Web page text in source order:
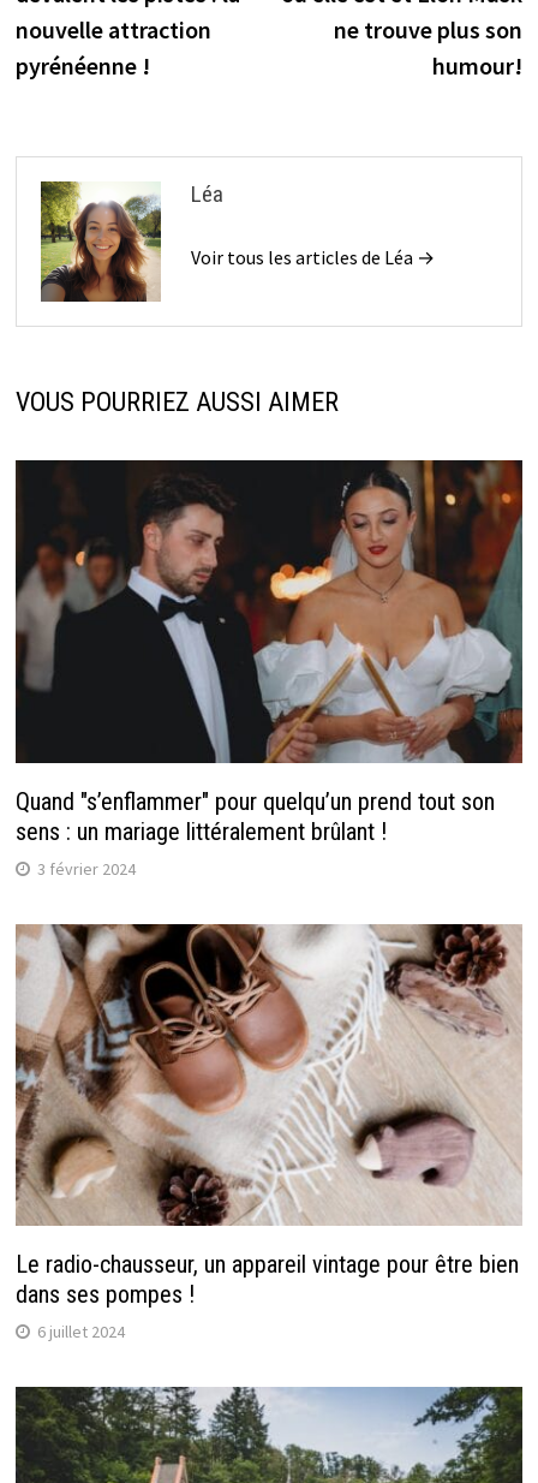
l’article
nouvelle attraction
pyrénéenne !
ne trouve plus son
humour!
Léa
Voir tous les articles de Léa →
VOUS POURRIEZ AUSSI AIMER
Quand "s’enflammer" pour quelqu’un prend tout son
sens : un mariage littéralement brûlant !
3 février 2024
Le radio-chausseur, un appareil vintage pour être bien
dans ses pompes !
6 juillet 2024